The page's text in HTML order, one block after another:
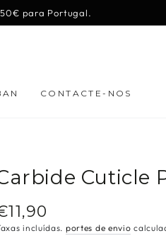
para Portugal.
CONTACTE-NOS
Cuticle
incluídas. portes de envio